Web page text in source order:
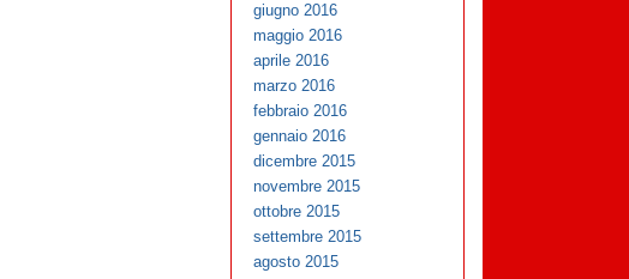
giugno 2016
maggio 2016
aprile 2016
marzo 2016
febbraio 2016
gennaio 2016
dicembre 2015
novembre 2015
ottobre 2015
settembre 2015
agosto 2015